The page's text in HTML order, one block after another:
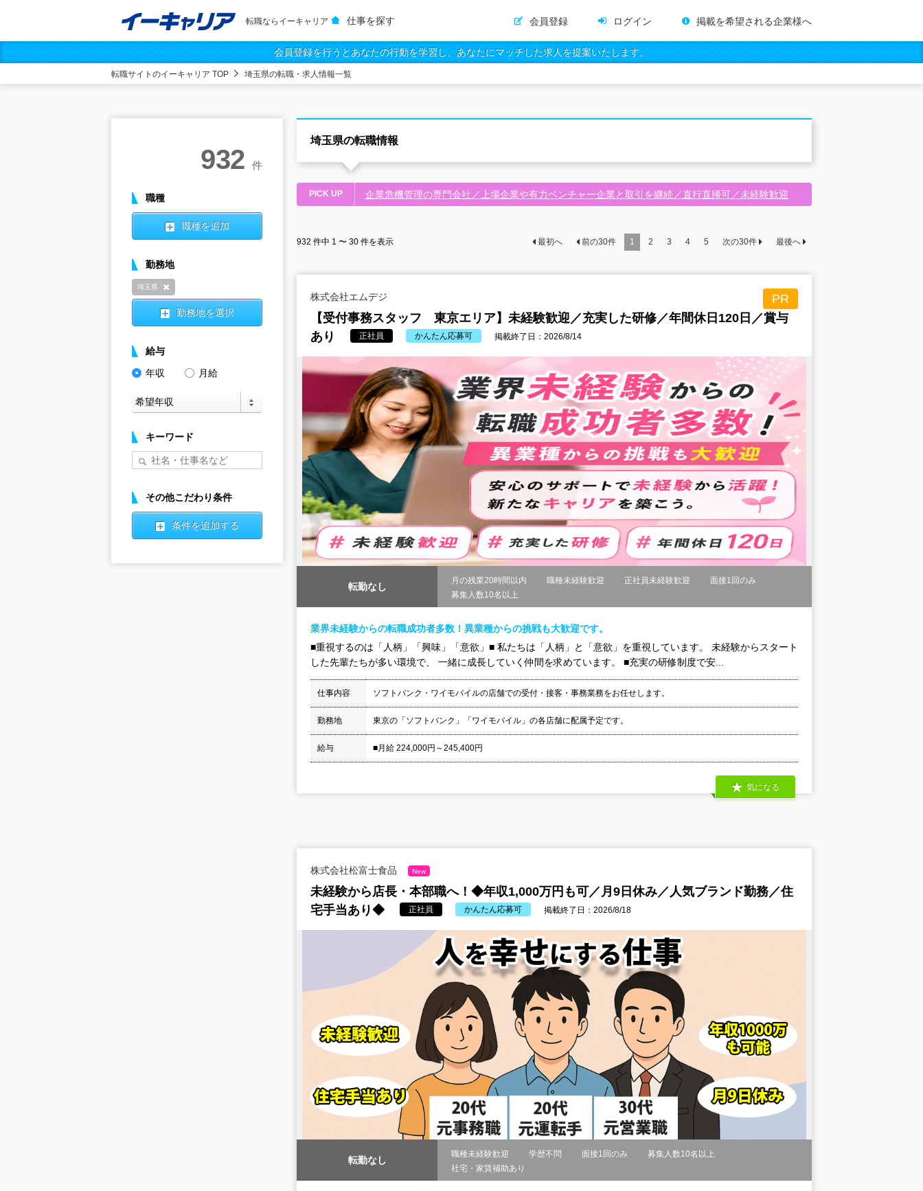
転職ならイーキャリア 仕事を探す 会員登録 ログイン 掲載を希望される企業様へ
会員登録を行うとあなたの行動を学習し、あなたにマッチした求人を提案いたします。
転職サイトのイーキャリア TOP 埼玉県の転職・求人情報一覧
埼玉県の転職情報
PICK UP 企業危機管理の専門会社／上場企業や有力ベンチャー企業と取引を継続／直行直帰可／未経験歓迎
932 件中 1 〜 30 件を表示 最初へ 前の30件 1 2 3 4 5 次の30件 最後へ
株式会社エムデジ
PR
【受付事務スタッフ 東京エリア】未経験歓迎／充実した研修／年間休日120日／賞与
あり
正社員 かんたん応募可 掲載終了日：2026/8/14
転勤なし
月の残業20時間以内 職種未経験歓迎 正社員未経験歓迎
面接1回のみ
募集人数10名以上
業界未経験からの転職成功者多数！異業種からの挑戦も大歓迎です。
■重視するのは「人柄」「興味」「意欲」■ 私たちは「人柄」と「意欲」を重視しています。 未経験からスタート
した先輩たちが多い環境で、 一緒に成長していく仲間を求めています。 ■充実の研修制度で安...
仕事内容 ソフトバンク・ワイモバイルの店舗での受付・接客・事務業務をお任せします。
勤務地 東京の「ソフトバンク」「ワイモバイル」の各店舗に配属予定です。
給与 ■月給 224,000円～245,400円
気になる
株式会社松富士食品 New
未経験から店長・本部職へ！◆年収1,000万円も可／月9日休み／人気ブランド勤務／住
宅手当あり◆
正社員 かんたん応募可 掲載終了日：2026/8/18
転勤なし
職種未経験歓迎 学歴不問 面接1回のみ
募集人数10名以上
社宅・家賃補助あり
932 件
職種
職種を追加
勤務地
埼玉県
勤務地を選択
給与
年収
月給
キーワード
その他こだわり条件
条件を追加する